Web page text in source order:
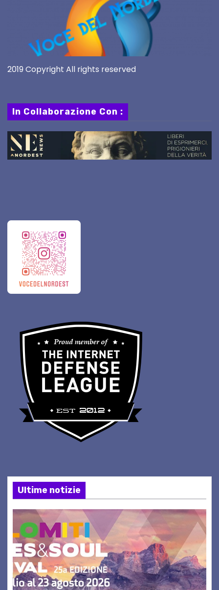
2019 Copyright All rights reserved
In Collaborazione Con :
Ultime notizie